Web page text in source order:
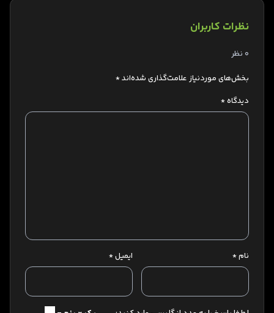
نظرات کاربران
0 نظر
بخش‌های موردنیاز علامت‌گذاری شده‌اند*
دیدگاه*
نام* ایمیل*